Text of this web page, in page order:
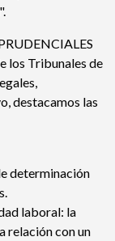
los Tribunales de
destacamos las
determinación
laboral: la
relación con un